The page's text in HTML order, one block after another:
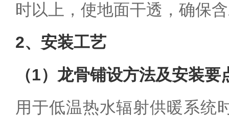
时以上，使地面干透，确保
2、安装工艺
（1）龙骨铺设方法及安装要
用于低温热水辐射供暖系统